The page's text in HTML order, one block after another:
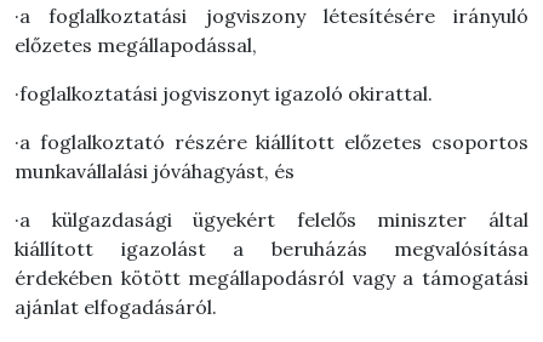
·a foglalkoztatási jogviszony létesítésére irányuló
előzetes megállapodással,
·foglalkoztatási jogviszonyt igazoló okirattal.
·a foglalkoztató részére kiállított előzetes csoportos
munkavállalási jóváhagyást, és
·a külgazdasági ügyekért felelős miniszter által
kiállított igazolást a beruházás megvalósítása
érdekében kötött megállapodásról vagy a támogatási
ajánlat elfogadásáról.